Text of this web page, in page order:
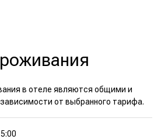
в отеле являются общими и
от выбранного тарифа.